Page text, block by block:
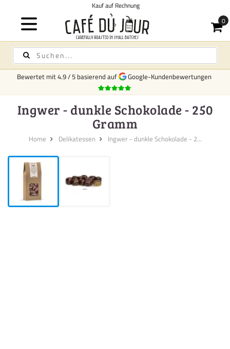
Kauf auf Rechnung
Bewertet mit4.9/5 basierend auf Google-Kundenbewertungen
Ingwer - dunkle Schokolade - 250
Gramm
Home Delikatessen Ingwer - dunkle Schokolade - 2...